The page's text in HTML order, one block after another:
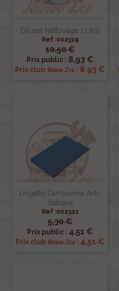
Diluant Nettoyage 1 Litre
Ref :002319
10,50 €
Prix public : 8,93 €
Prix club Renov 2cv : 8,93 €
Lingette Carrosserie Anti-
Statique
Ref :002321
5,30 €
Prix public : 4,51 €
Prix club Renov 2cv : 4,51 €